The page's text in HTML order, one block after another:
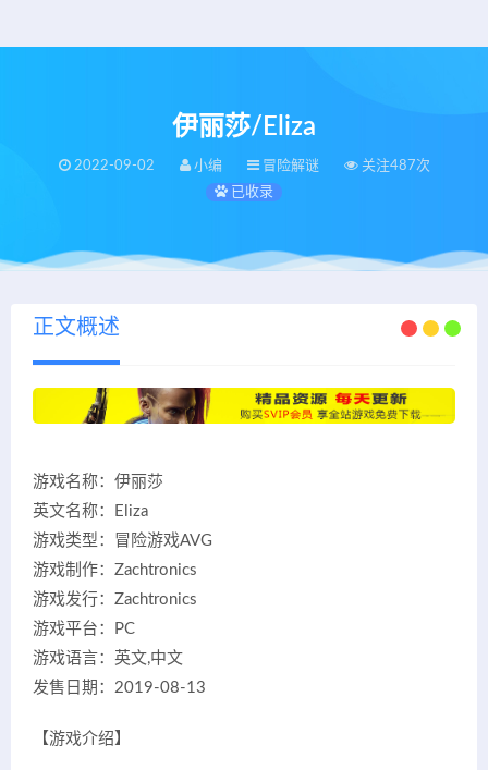
伊丽莎/Eliza
2022-09-02 小编 冒险解谜
关注487次
已收录
正文概述
游戏名称：伊丽莎
英文名称：Eliza
游戏类型：冒险游戏AVG
游戏制作：Zachtronics
游戏发行：Zachtronics
游戏平台：PC
游戏语言：英文,中文
发售日期：2019-08-13
【游戏介绍】